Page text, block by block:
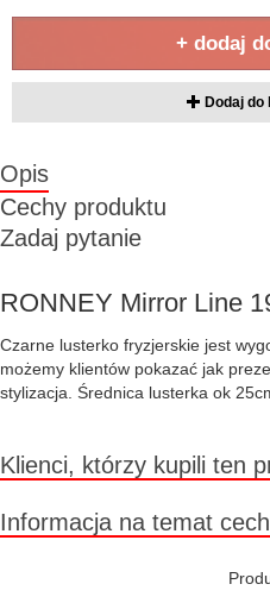
+ dodaj
Dodaj
Opis
Cechy produktu
Zadaj pytanie
RONNEY Mirror Line
Czarne lusterko fryzjerskie jest
możemy klientów pokazać jak
stylizacja. Średnica lusterka ok
Klienci, którzy kupili ten
Informacja na temat